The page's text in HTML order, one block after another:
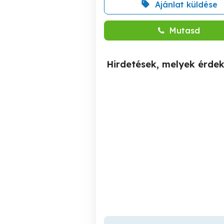
Ajánlat küldése
Mutasd
Hirdetések, melyek